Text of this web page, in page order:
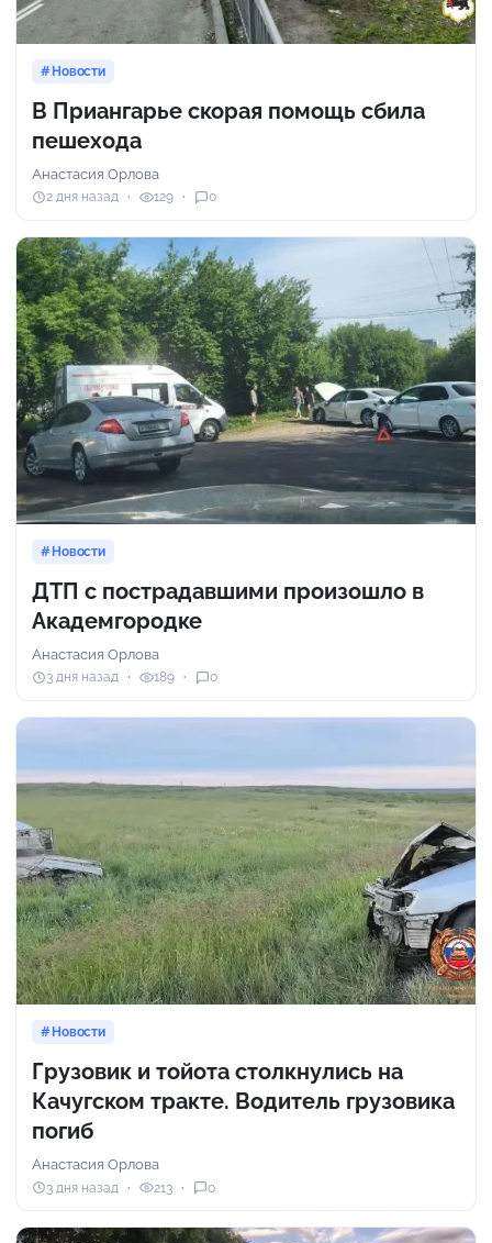
Новости
В Приангарье скорая помощь сбила
пешехода
Анастасия Орлова
2 дня назад 129 0
Новости
ДТП с пострадавшими произошло в
Академгородке
Анастасия Орлова
3 дня назад 189 0
Новости
Грузовик и тойота столкнулись на
Качугском тракте. Водитель грузовика
погиб
Анастасия Орлова
3 дня назад 213 0